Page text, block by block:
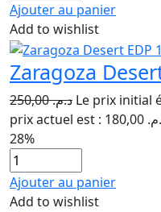
Ajouter au panier
Add to wishlist
Zaragoza
د.م.250,00
28%
Ajouter au panier
Add to wishlist